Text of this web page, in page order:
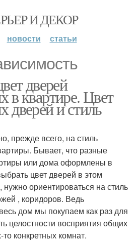
И ДЕКОР
новости статьи
дверей
в квартире. Цвет
дверей и стиль
прежде всего, на стиль
Бывает, что разные
или дома оформлены в
цвет дверей в этом
ориентироваться на стиль
, коридоров. Ведь
дом мы покупаем как раз для
целостности восприятия общих
конкретных комнат.